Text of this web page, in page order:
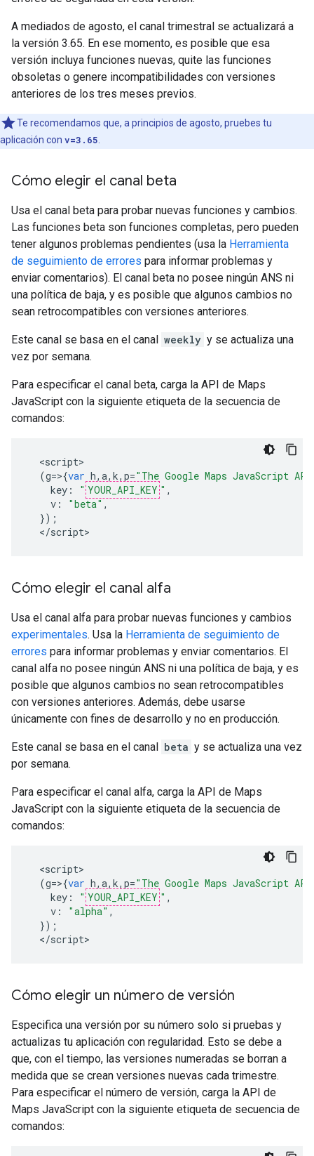
A mediados de agosto, el canal trimestral se actualizará a
la versión 3.65. En ese momento, es posible que esa
versión incluya funciones nuevas, quite las funciones
obsoletas o genere incompatibilidades con versiones
anteriores de los tres meses previos.
Te recomendamos que, a principios de agosto, pruebes tu
aplicación con v=3.65
Cómo elegir el canal beta
Usa el canal beta para probar nuevas funciones y cambios.
Las funciones beta son funciones completas, pero pueden
tener algunos problemas pendientes (usa la Herramienta
de seguimiento de errores para informar problemas y
enviar comentarios). El canal beta no posee ningún ANS ni
una política de baja, y es posible que algunos cambios no
sean retrocompatibles con versiones anteriores.
Este canal se basa en el canal weekly y se actualiza una
vez por semana.
Para especificar el canal beta, carga la API de Maps
JavaScript con la siguiente etiqueta de la secuencia de
comandos:
<script
(g=>{var h, a, k, p="The Google Maps JavaScript
key : " YOUR_API_KEY " ,
v : "beta" ,
});
</script>
Cómo elegir el canal alfa
Usa el canal alfa para probar nuevas funciones y cambios
experimentales. Usa la Herramienta de seguimiento de
errores para informar problemas y enviar comentarios. El
canal alfa no posee ningún ANS ni una política de baja, y es
posible que algunos cambios no sean retrocompatibles
con versiones anteriores. Además, debe usarse
únicamente con fines de desarrollo y no en producción.
Este canal se basa en el canal beta y se actualiza una vez
por semana.
Para especificar el canal alfa, carga la API de Maps
JavaScript con la siguiente etiqueta de la secuencia de
comandos:
<script
(g=>{var h, a, k, p="The Google Maps JavaScript
key : " YOUR_API_KEY " ,
v : "alpha" ,
});
</script>
Cómo elegir un número de versión
Especifica una versión por su número solo si pruebas y
actualizas tu aplicación con regularidad. Esto se debe a
que, con el tiempo, las versiones numeradas se borran a
medida que se crean versiones nuevas cada trimestre.
Para especificar el número de versión, carga la API de
Maps JavaScript con la siguiente etiqueta de secuencia de
comandos: